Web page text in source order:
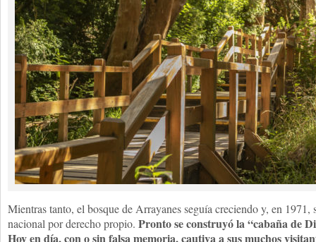
Mientras tanto, el bosque de Arrayanes seguía creciendo y, en
nacional por derecho propio. Pronto se construyó la “cabaña de
Hoy en día, con o sin falsa memoria, cautiva a sus muchos